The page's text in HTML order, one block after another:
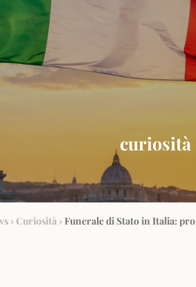
curiosità
›Curiosità › Funerale di Stato in Italia: